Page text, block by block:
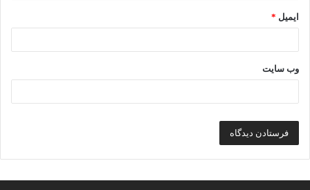
ایمیل *
وب‌ سایت